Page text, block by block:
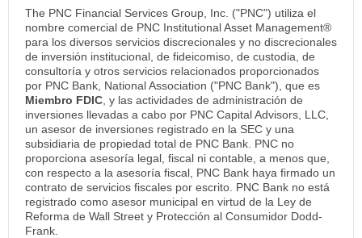
The PNC Financial Services Group, Inc. ("PNC") utiliza el
nombre comercial de PNC Institutional Asset Management®
para los diversos servicios discrecionales y no discrecionales
de inversión institucional, de fideicomiso, de custodia, de
consultoría y otros servicios relacionados proporcionados
por PNC Bank, National Association ("PNC Bank"), que es
Miembro FDIC , y las actividades de administración de
inversiones llevadas a cabo por PNC Capital Advisors, LLC,
un asesor de inversiones registrado en la SEC y una
subsidiaria de propiedad total de PNC Bank. PNC no
proporciona asesoría legal, fiscal ni contable, a menos que,
con respecto a la asesoría fiscal, PNC Bank haya firmado un
contrato de servicios fiscales por escrito. PNC Bank no está
registrado como asesor municipal en virtud de la Ley de
Reforma de Wall Street y Protección al Consumidor Dodd-
Frank.